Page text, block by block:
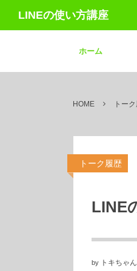
LINEの使い方講座
ホーム
HOME トー
トーク履歴
LINE
by トキちゃん